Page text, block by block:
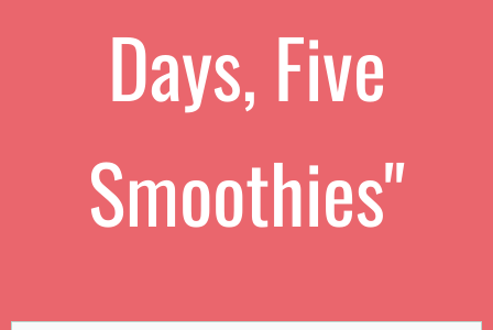
Days, Five
Smoothies"